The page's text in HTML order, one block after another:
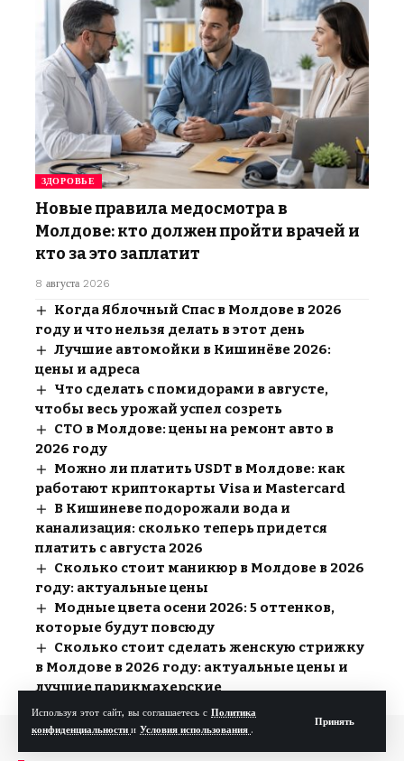
Используя этот сайт, вы соглашаетесь с Политика
конфиденциальности и Условия использования .
Принять
ЗДОРОВЬЕ
Новые правила медосмотра в
Молдове: кто должен пройти врачей и
кто за это заплатит
8 августа 2026
Когда Яблочный Спас в Молдове в 2026
году и что нельзя делать в этот день
Лучшие автомойки в Кишинёве 2026:
цены и адреса
Что сделать с помидорами в августе,
чтобы весь урожай успел созреть
СТО в Молдове: цены на ремонт авто в
2026 году
Можно ли платить USDT в Молдове: как
работают криптокарты Visa и Mastercard
В Кишиневе подорожали вода и
канализация: сколько теперь придется
платить с августа 2026
Сколько стоит маникюр в Молдове в 2026
году: актуальные цены
Модные цвета осени 2026: 5 оттенков,
которые будут повсюду
Сколько стоит сделать женскую стрижку
в Молдове в 2026 году: актуальные цены и
лучшие парикмахерские